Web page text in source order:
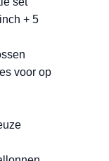
+ 5
voor op